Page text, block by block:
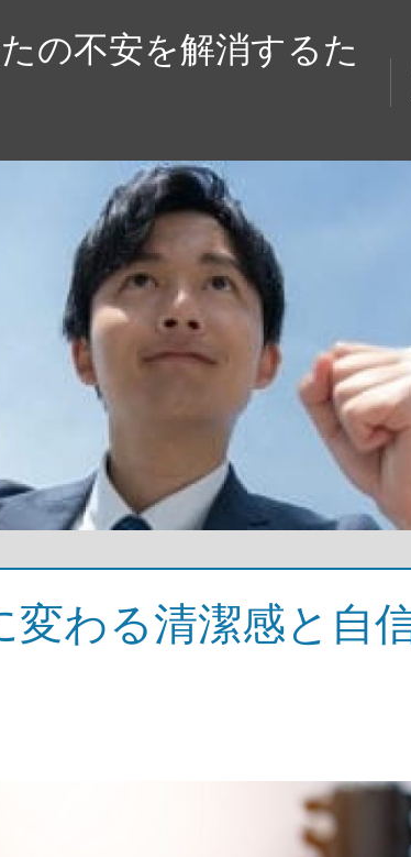
の不安を解消するた
変わる清潔感と自